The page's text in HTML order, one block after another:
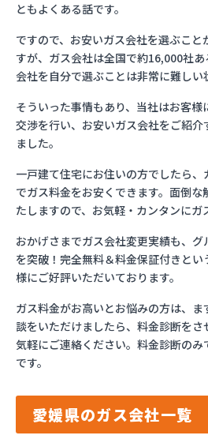
ともよくある話です。
ですので、お安いガス会社を選ぶこと
すが、ガス会社は全国で約16,000社
会社を自分で選ぶことは非常に難しい
そういった事情もあり、当社はお客様
交渉を行い、お安いガス会社をご紹
ました。
一戸建て住宅にお住いの方でしたら
でガス料金をお安くできます。面倒
たしますので、お気軽・カンタンにガ
おかげさまでガス会社変更実績も、
を突破！完全無料＆料金保証付きと
様にご好評いただいております。
ガス料金がお高いとお悩みの方は、
談をいただけましたら、料金診断を
気軽にご連絡ください。料金診断の
です。
愛媛県のガス会社一覧